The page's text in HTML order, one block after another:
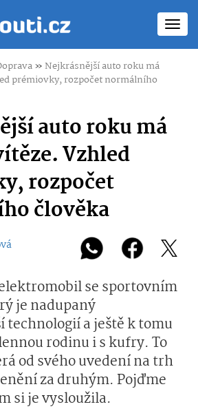
»Nejkrásnější auto roku má
prémiovky, rozpočet normálního
auto roku má
Vzhled
rozpočet
člověka
se sportovním
je nadupaný
technologií a ještě k tomu
rodinu i s kufry. To
od svého uvedení na trh
za druhým. Pojďme
si je vysloužila.